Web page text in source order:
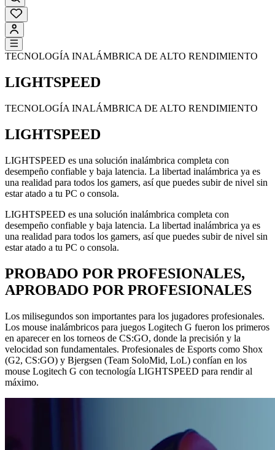
TECNOLOGÍA INALÁMBRICA DE ALTO RENDIMIENTO
LIGHTSPEED
TECNOLOGÍA INALÁMBRICA DE ALTO RENDIMIENTO
LIGHTSPEED
LIGHTSPEED es una solución inalámbrica completa con
desempeño confiable y baja latencia. La libertad inalámbrica ya es
una realidad para todos los gamers, así que puedes subir de nivel sin
estar atado a tu PC o consola.
LIGHTSPEED es una solución inalámbrica completa con
desempeño confiable y baja latencia. La libertad inalámbrica ya es
una realidad para todos los gamers, así que puedes subir de nivel sin
estar atado a tu PC o consola.
PROBADO POR PROFESIONALES,
APROBADO POR PROFESIONALES
Los milisegundos son importantes para los jugadores profesionales.
Los mouse inalámbricos para juegos Logitech G fueron los primeros
en aparecer en los torneos de CS:GO, donde la precisión y la
velocidad son fundamentales. Profesionales de Esports como Shox
(G2, CS:GO) y Bjergsen (Team SoloMid, LoL) confían en los
mouse Logitech G con tecnología LIGHTSPEED para rendir al
máximo.